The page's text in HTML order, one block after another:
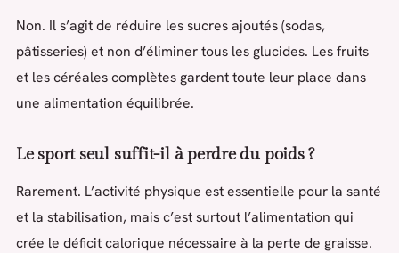
Non. Il s’agit de réduire les sucres ajoutés (sodas,
pâtisseries) et non d’éliminer tous les glucides. Les fruits
et les céréales complètes gardent toute leur place dans
une alimentation équilibrée.
Le sport seul suffit-il à perdre du poids ?
Rarement. L’activité physique est essentielle pour la santé
et la stabilisation, mais c’est surtout l’alimentation qui
crée le déficit calorique nécessaire à la perte de graisse.